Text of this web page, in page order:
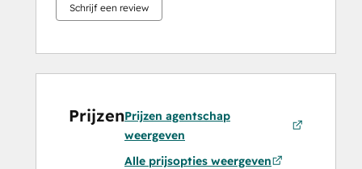
Schrijf een review
PrijzenPrijzen agentschap
weergeven
Alle prijsopties weergeven